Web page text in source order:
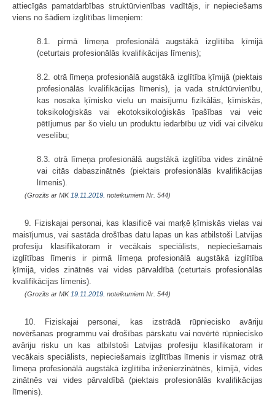
attiecīgās pamatdarbības struktūrvienības vadītājs, ir nepieciešams
viens no šādiem izglītības līmeņiem:
8.1. pirmā līmeņa profesionālā augstākā izglītība ķīmijā
(ceturtais profesionālās kvalifikācijas līmenis);
8.2. otrā līmeņa profesionālā augstākā izglītība ķīmijā (piektais
profesionālās kvalifikācijas līmenis), ja vada struktūrvienību,
kas nosaka ķīmisko vielu un maisījumu fizikālās, ķīmiskās,
toksikoloģiskās vai ekotoksikoloģiskās īpašības vai veic
pētījumus par šo vielu un produktu iedarbību uz vidi vai cilvēku
veselību;
8.3. otrā līmeņa profesionālā augstākā izglītība vides zinātnē
vai citās dabaszinātnēs (piektais profesionālās kvalifikācijas
līmenis).
(Grozīts ar MK 19.11.2019. noteikumiem Nr. 544)
9. Fiziskajai personai, kas klasificē vai marķē ķīmiskās vielas vai
maisījumus, vai sastāda drošības datu lapas un kas atbilstoši Latvijas
profesiju klasifikatoram ir vecākais speciālists, nepieciešamais
izglītības līmenis ir pirmā līmeņa profesionālā augstākā izglītība
ķīmijā, vides zinātnēs vai vides pārvaldībā (ceturtais profesionālās
kvalifikācijas līmenis).
(Grozīts ar MK 19.11.2019. noteikumiem Nr. 544)
10. Fiziskajai personai, kas izstrādā rūpniecisko avāriju
novēršanas programmu vai drošības pārskatu vai novērtē rūpniecisko
avāriju risku un kas atbilstoši Latvijas profesiju klasifikatoram ir
vecākais speciālists, nepieciešamais izglītības līmenis ir vismaz otrā
līmeņa profesionālā augstākā izglītība inženierzinātnēs, ķīmijā, vides
zinātnēs vai vides pārvaldībā (piektais profesionālās kvalifikācijas
līmenis).